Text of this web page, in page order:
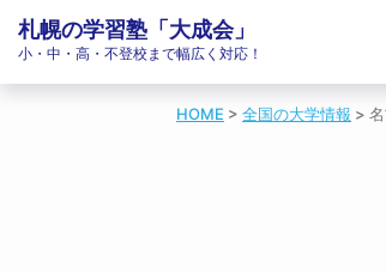
札幌の学習塾「大成会」
小・中・高・不登校まで幅広く対応！
HOME > 全国の大学情報 >